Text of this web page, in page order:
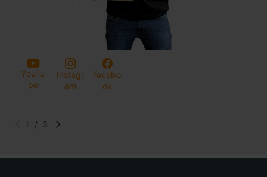
YouTu
be
Instagr
am
facebo
ok
/ 3